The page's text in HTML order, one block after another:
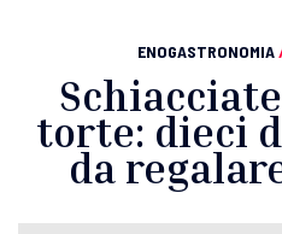
ENOGASTRONOMIA
torte: dieci
da